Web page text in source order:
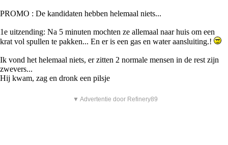
PROMO : De kandidaten hebben helemaal niets...
1e uitzending: Na 5 minuten mochten ze allemaal naar huis om een
krat vol spullen te pakken... En er is een gas en water aansluiting.!
Ik vond het helemaal niets, er zitten 2 normale mensen in de rest zijn
zwevers...
Hij kwam, zag en dronk een pilsje
▼ Advertentie door Refinery89